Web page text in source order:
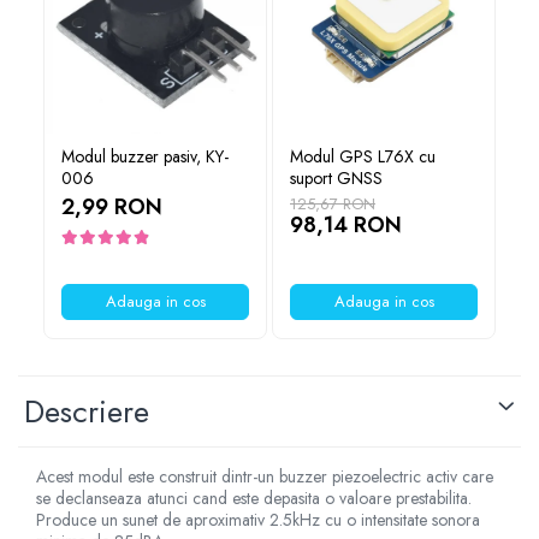
Lanterne
Lanterne de Cap
Lanterne de Mana
Proiectoare LED
Aeroterme
Roboti de Pornire Auto
Microscoape Biologice
Modul buzzer pasiv, KY-
006
2,99 RON
Adauga in cos
Modul GPS L76X cu
suport GNSS
125,67 RON
98,14 RON
Adauga in cos
Descriere
Acest modul este construit dintr-un buzzer piezoelectric activ care
se declanseaza atunci cand este depasita o valoare prestabilita.
Produce un sunet de aproximativ 2.5kHz cu o intensitate sonora